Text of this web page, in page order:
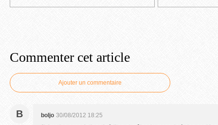
Commenter cet article
Ajouter un commentaire
B boljo 30/08/2012 18:25